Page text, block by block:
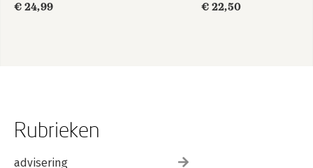
€ 24,99
€ 22,50
Rubrieken
advisering